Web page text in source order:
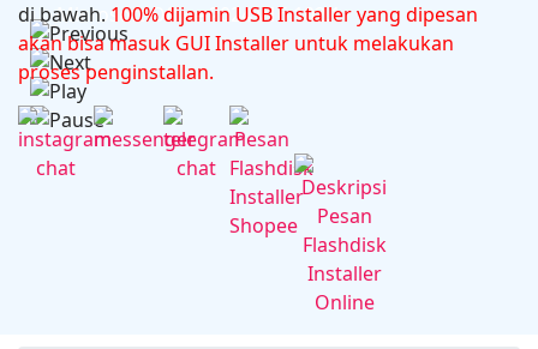
Microsoft Office 2024 v16.102.1
di bawah. 100% dijamin USB Installer yang dipesan
akan bisa masuk GUI Installer untuk melakukan
proses penginstallan.